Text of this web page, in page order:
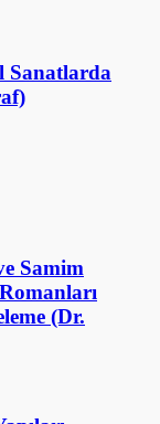
Sanatlarda
Samim
(Dr.